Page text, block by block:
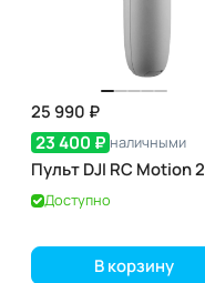
25 990 ₽
23 400 ₽ наличными
Пульт DJI RC Motion 2
Доступно
В корзину